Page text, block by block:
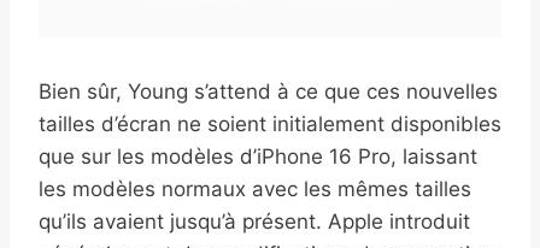
Bien sûr, Young s’attend à ce que ces nouvelles
tailles d’écran ne soient initialement disponibles
que sur les modèles d’iPhone 16 Pro, laissant
les modèles normaux avec les mêmes tailles
qu’ils avaient jusqu’à présent. Apple introduit